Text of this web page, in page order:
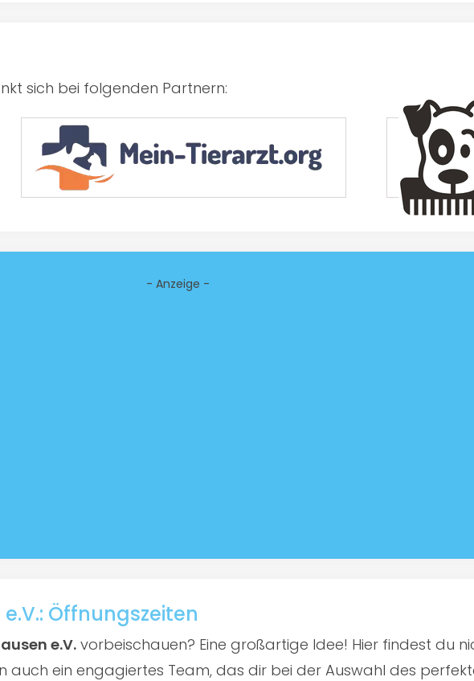
sich bei folgenden Partnern:
- Anzeige -
Öffnungszeiten
e.V. vorbeischauen? Eine großartige Idee! Hier findest du
auch ein engagiertes Team, das dir bei der Auswahl des